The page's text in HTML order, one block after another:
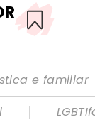
e familiar
|